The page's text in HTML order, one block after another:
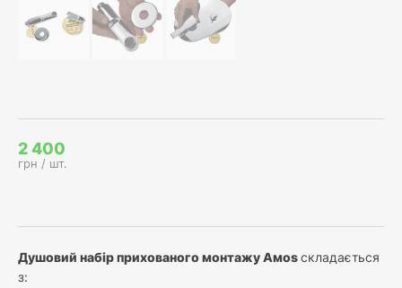
2 400
грн / шт.
Душовий набір прихованого монтажу Амоѕскладається
з: